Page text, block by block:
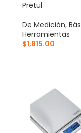
Pretul
De Medición,
Herramientas
$1,815.00